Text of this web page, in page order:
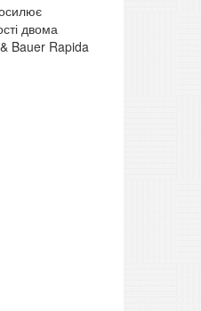
двома
Bauer Rapida